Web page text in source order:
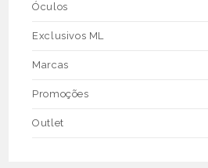
Óculos
Exclusivos ML
Marcas
Promoções
Outlet